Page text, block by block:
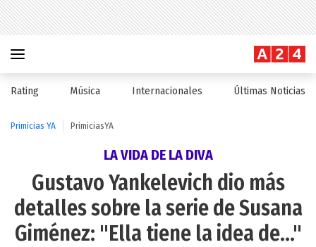
Rating Música Internacionales Últimas Noticias
Primicias YA PrimiciasYA
LA VIDA DE LA DIVA
Gustavo Yankelevich dio más
detalles sobre la serie de Susana
Giménez: "Ella tiene la idea de..."